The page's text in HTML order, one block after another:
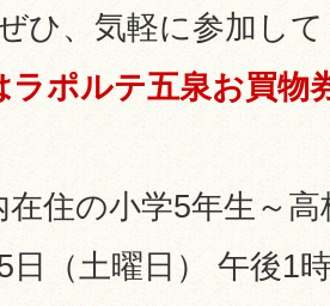
ひ、気軽に参加し
ラポルテ五泉お買物
在住の小学5年生～高
日（土曜日） 午後1